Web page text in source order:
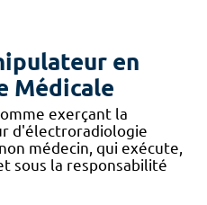
en
Médicale
exerçant la
d'électroradiologie
médecin, qui exécute,
sous la responsabilité